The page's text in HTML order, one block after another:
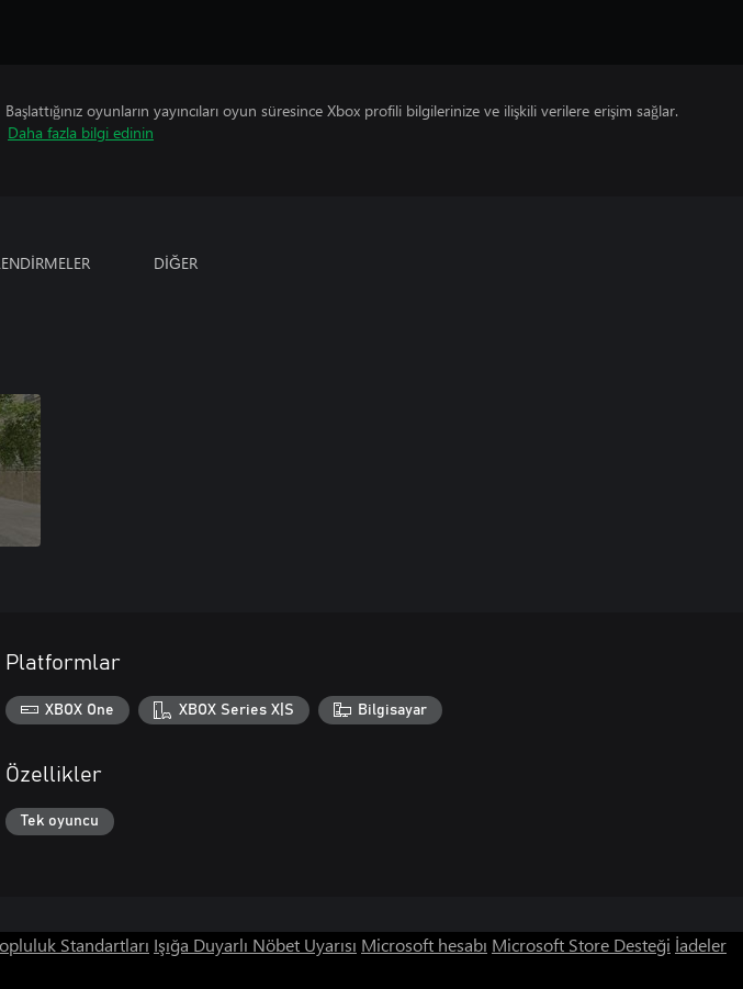
Başlattığınız oyunların yayıncıları oyun süresince Xbox profili bilgilerinize ve ilişkili verilere erişim sağlar.
Daha fazla bilgi edinin
DİĞER
Platformlar
XBOX One XBOX Series X|S Bilgisayar
Özellikler
Tek oyuncu
Standartları Işığa Duyarlı Nöbet Uyarısı Microsoft hesabı Microsoft Store Desteği İadeler